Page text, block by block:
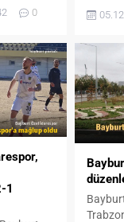
ve
okudu.
İŞ)
Dursun Ali
Mayıs
gününü
ifadelere
0
olarak
oldu.
demet
eğitim
1